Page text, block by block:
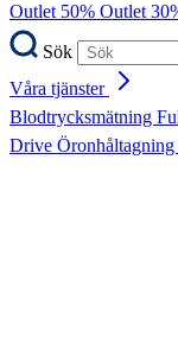
Outlet 50% Outlet
Sök
Våra tjänster
Blodtrycksmätning
Drive Öronhåltagning